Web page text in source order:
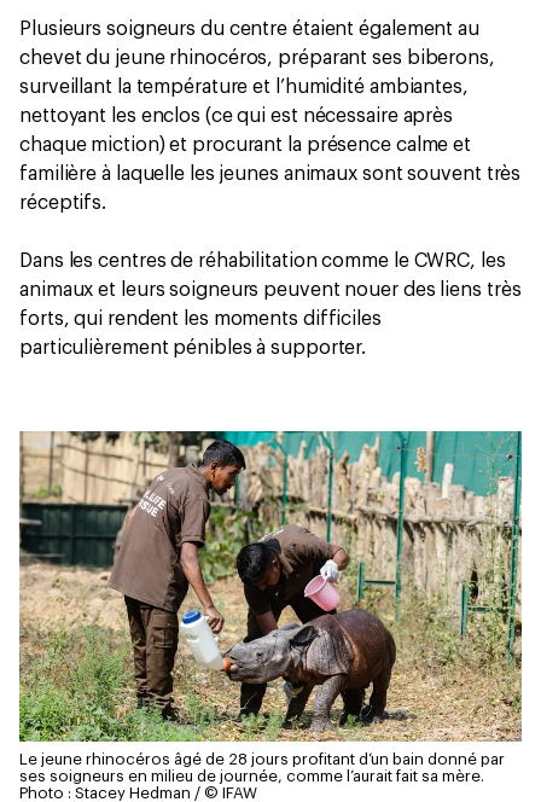
Plusieurs soigneurs du centre étaient également au
chevet du jeune rhinocéros, préparant ses biberons,
surveillant la température et l’humidité ambiantes,
nettoyant les enclos (ce qui est nécessaire après
chaque miction) et procurant la présence calme et
familière à laquelle les jeunes animaux sont souvent très
réceptifs.
Dans les centres de réhabilitation comme le CWRC, les
animaux et leurs soigneurs peuvent nouer des liens très
forts, qui rendent les moments difficiles
particulièrement pénibles à supporter.
Le jeune rhinocéros âgé de 28 jours profitant d’un bain donné par
ses soigneurs en milieu de journée, comme l’aurait fait sa mère.
Photo : Stacey Hedman / © IFAW